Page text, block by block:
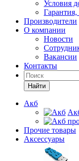
Условия
Производители
О компании
Новости
Вакансии
Контакты
Найти
Акб
Прочие товары
Аксессуары